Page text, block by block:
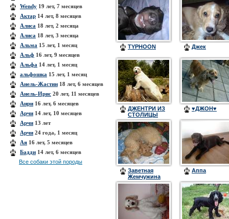
Wendy 19 лет, 7 месяцев
Актар 14 лет, 8 месяцев
Алиса 18 лет, 2 месяца
Алиса 18 лет, 3 месяца
Альма 15 лет, 1 месяц
Альф 16 лет, 9 месяцев
Альфа 14 лет, 1 месяц
альфошка 15 лет, 1 месяц
Анель-Жастин 18 лет, 6 месяцев
Анель-Ирис 20 лет, 11 месяцев
Анри 16 лет, 6 месяцев
Арчи 14 лет, 10 месяцев
Арчи 13 лет
Арчи 24 года, 1 месяц
Ая 16 лет, 5 месяцев
Бадди 14 лет, 6 месяцев
Все собаки этой породы
TYPHOON Джек
ДЖЕНТРИ ИЗ
СТОЛИЦЫ
УРАЛА
♥ДЖОН♥
Заветная
Жемчужина
Аппа